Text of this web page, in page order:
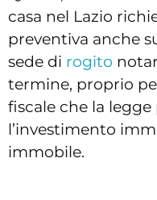
casa nel Lazio
preventiva anche
sede di rogito
termine, proprio
fiscale che la legge
l’investimento
immobile.